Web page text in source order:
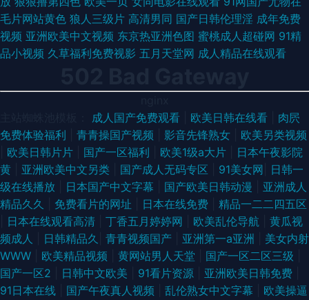
毛片网站黄色 狼人三级片 高清男同 国产日韩伦理淫 成年免费
视频 亚洲欧美中文视频 东京热亚洲色图 蜜桃成人超碰网 91精
品小视频 久草福利免费视影 五月天堂网 成人精品在线观看
成人国产免费观看 欧美日韩在线看
肉屄
免费体验福利
青青操国产视频 影音先锋熟女
欧美另类视频
欧美日韩片片 国产一区福利 欧美1级a大片
日本午夜影院
黄
亚洲欧美中文另类 国产成人无码专区 91美女网
日韩一
级在线播放
日本国产中文字幕 国产欧美日韩动漫
亚洲成人
精品久久
免费看片的网址 日本在线免费
精品一二二四五区
日本在线观看高清 丁香五月婷婷网 欧美乱伦导航
黄瓜视
频成人
日韩精品久 青青视频国产 亚洲第一a亚洲
美女内射
WWW
欧美精品视频 黄网站男人天堂 国产一区二区三级
国产一区2
日韩中文欧美 91看片资源 亚洲欧美日韩免费
91日本在线
国产午夜真人视频 乱伦熟女中文字幕
欧美操逼